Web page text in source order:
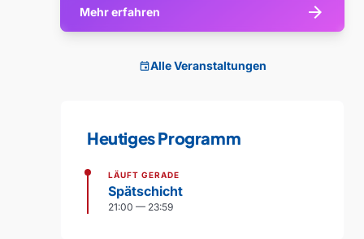
Mehr erfahren arrow_forward
eventAlle Veranstaltungen
Heutiges Programm
LÄUFT GERADE
Spätschicht
21:00 — 23:59